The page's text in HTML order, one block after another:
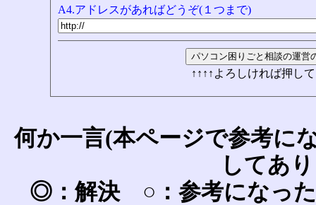
A4.アドレスがあればどうぞ(１つまで)
↑↑↑↑よろしければ押し
何か一言(本ページで参考に
してあ
◎：解決 ○：参考になっ